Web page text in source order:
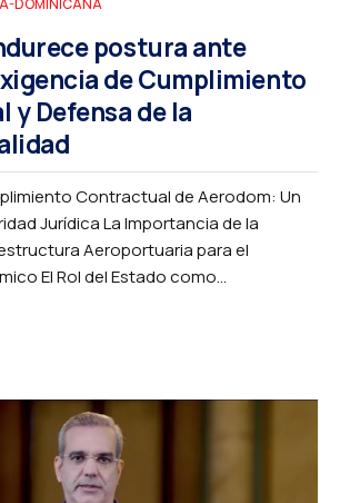
DOMINICANA
postura ante
de Cumplimiento
Defensa de la
Contractual de Aerodom: Un
Jurídica La Importancia de la
Aeroportuaria para el
El Rol del Estado como...